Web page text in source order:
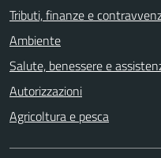
Tributi, finanze e
Ambiente
Salute, benessere e
Autorizzazioni
Agricoltura e pesca